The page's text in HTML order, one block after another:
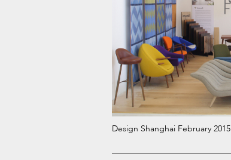
Design Shanghai February 2015